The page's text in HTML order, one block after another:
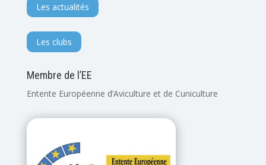
Les actualités
Les clubs
Membre de l’EE
Entente Européenne d’Aviculture et de Cuniculture